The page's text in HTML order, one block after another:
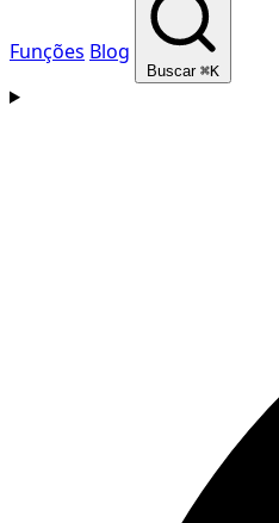
Funções Blog
Buscar ⌘K